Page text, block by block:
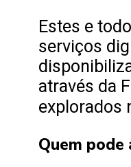
Estes e
serviços
através da
explorados
Quem pode